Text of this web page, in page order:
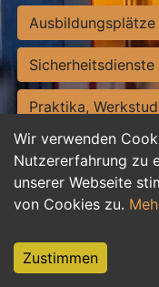
Wir verwenden
Nutzererfahrung zu
unserer Webseite
von Cookies zu.
Zustimmen
Ausbildungsplätze
Sicherheitsdienste
Praktika,
Personalwesen
Hilfskräfte,
Weiterbildung,